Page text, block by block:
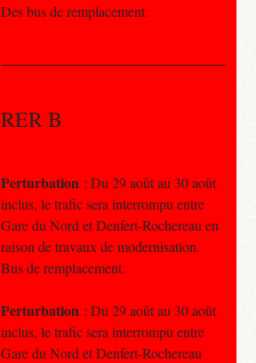
Des bus de remplacement.
RER B
Perturbation : Du 29 août au 30 août
inclus, le trafic sera interrompu entre
Gare du Nord et Denfert-Rochereau en
raison de travaux de modernisation.
Bus de remplacement.
Perturbation : Du 29 août au 30 août
inclus, le trafic sera interrompu entre
Gare du Nord et Denfert-Rochereau